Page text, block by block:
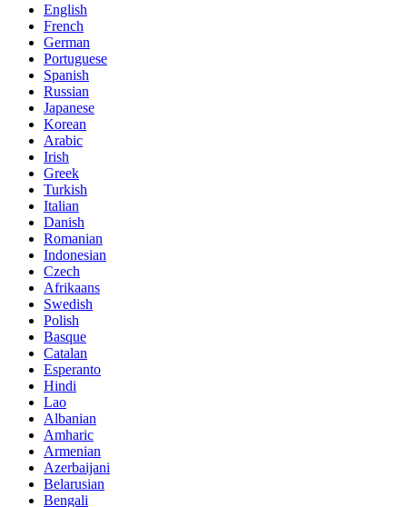
English
French
German
Portuguese
Spanish
Russian
Japanese
Korean
Arabic
Irish
Greek
Turkish
Italian
Danish
Romanian
Indonesian
Czech
Afrikaans
Swedish
Polish
Basque
Catalan
Esperanto
Hindi
Lao
Albanian
Amharic
Armenian
Azerbaijani
Belarusian
Bengali